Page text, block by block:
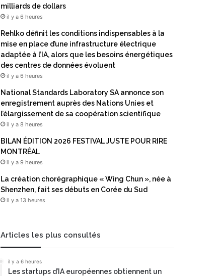
milliards de dollars
il y a 6 heures
Rehlko définit les conditions indispensables à la
mise en place d’une infrastructure électrique
adaptée à l’IA, alors que les besoins énergétiques
des centres de données évoluent
il y a 6 heures
National Standards Laboratory SA annonce son
enregistrement auprès des Nations Unies et
l’élargissement de sa coopération scientifique
il y a 8 heures
BILAN ÉDITION 2026 FESTIVAL JUSTE POUR RIRE
MONTRÉAL
il y a 9 heures
La création chorégraphique « Wing Chun », née à
Shenzhen, fait ses débuts en Corée du Sud
il y a 13 heures
Articles les plus consultés
il y a 6 heures
Les startups d’IA européennes obtiennent un